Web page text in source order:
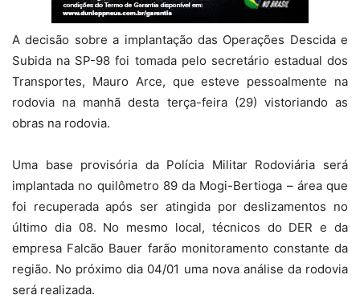
A decisão sobre a implantação das Operações Descida e
Subida na SP-98 foi tomada pelo secretário estadual dos
Transportes, Mauro Arce, que esteve pessoalmente na
rodovia na manhã desta terça-feira (29) vistoriando as
obras na rodovia.
Uma base provisória da Polícia Militar Rodoviária será
implantada no quilômetro 89 da Mogi-Bertioga – área que
foi recuperada após ser atingida por deslizamentos no
último dia 08. No mesmo local, técnicos do DER e da
empresa Falcão Bauer farão monitoramento constante da
região. No próximo dia 04/01 uma nova análise da rodovia
será realizada.